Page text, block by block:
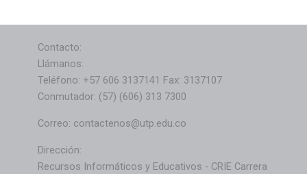
Contacto:
Llámanos:
Teléfono: +57 606 3137141 Fax: 3137107
Conmutador: (57) (606) 313 7300
Correo: contactenos@utp.edu.co
Dirección:
Recursos Informáticos y Educativos - CRIE Carrera